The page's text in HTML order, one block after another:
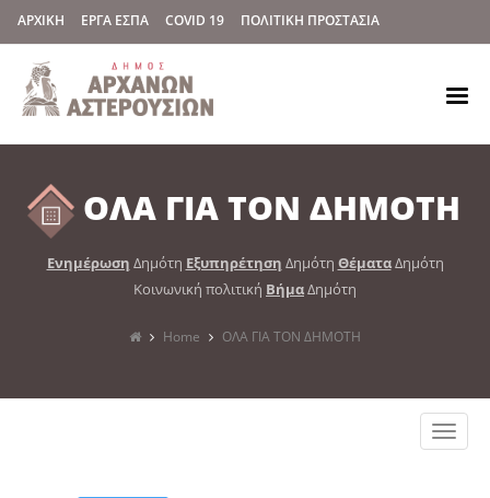
ΑΡΧΙΚΗ ΕΡΓΑ ΕΣΠΑ COVID 19 ΠΟΛΙΤΙΚΗ ΠΡΟΣΤΑΣΙΑ
ΟΛΑ ΓΙΑ ΤΟΝ ΔΗΜΟΤΗ
Ενημέρωση Δημότη Εξυπηρέτηση Δημότη ΘέματαΔημότη
Κοινωνική πολιτική ΒήμαΔημότη
Home ΟΛΑ ΓΙΑ ΤΟΝ ΔΗΜΟΤΗ
Toggle